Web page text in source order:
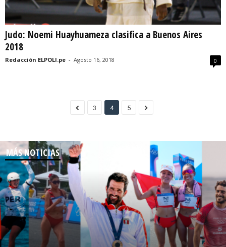
Judo: Noemi Huayhuameza clasifica a Buenos Aires
2018
Redacción ELPOLI.pe - Agosto 16, 2018 0
3 4 5
MÁS NOTICIAS